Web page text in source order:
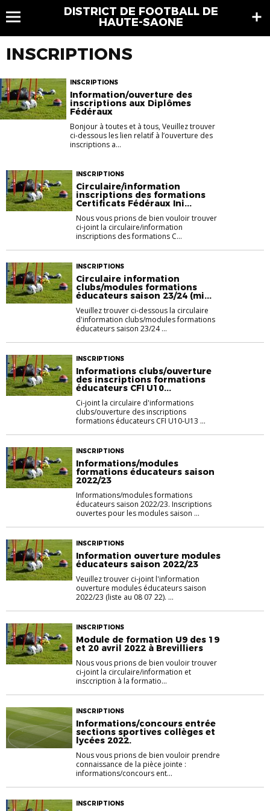
DISTRICT DE FOOTBALL DE
HAUTE-SAONE
INSCRIPTIONS
INSCRIPTIONS
Information/ouverture des
inscriptions aux Diplômes
Fédéraux
Bonjour à toutes et à tous, Veuillez trouver
ci-dessous les lien relatif à l’ouverture des
inscriptions a...
INSCRIPTIONS
Circulaire/information
inscriptions des formations
Certificats Fédéraux Ini...
Nous vous prions de bien vouloir trouver
ci-joint la circulaire/information
inscriptions des formations C...
INSCRIPTIONS
Circulaire information
clubs/modules formations
éducateurs saison 23/24 (mi...
Veuillez trouver ci-dessous la circulaire
d'information clubs/modules formations
éducateurs saison 23/24 ...
INSCRIPTIONS
Informations clubs/ouverture
des inscriptions formations
éducateurs CFI U10...
Ci-joint la circulaire d'informations
clubs/ouverture des inscriptions
formations éducateurs CFI U10-U13 ...
INSCRIPTIONS
Informations/modules
formations éducateurs saison
2022/23
Informations/modules formations
éducateurs saison 2022/23. Inscriptions
ouvertes pour les modules saison ...
INSCRIPTIONS
Information ouverture modules
éducateurs saison 2022/23
Veuillez trouver ci-joint l'information
ouverture modules éducateurs saison
2022/23 (liste au 08 07 22). ...
INSCRIPTIONS
Module de formation U9 des 19
et 20 avril 2022 à Brevilliers
Nous vous prions de bien vouloir trouver
ci-joint la circulaire/information et
insccription à la formatio...
INSCRIPTIONS
Informations/concours entrée
sections sportives collèges et
lycées 2022.
Nous vous prions de bien vouloir prendre
connaissance de la pièce jointe :
informations/concours ent...
INSCRIPTIONS